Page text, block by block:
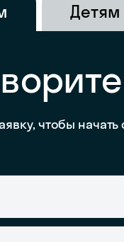
Детям
чтобы